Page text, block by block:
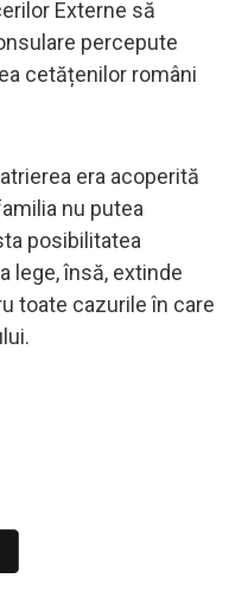
Externe să
percepute
cetățenilor români
era acoperită
nu putea
posibilitatea
lege, însă, extinde
toate cazurile în care